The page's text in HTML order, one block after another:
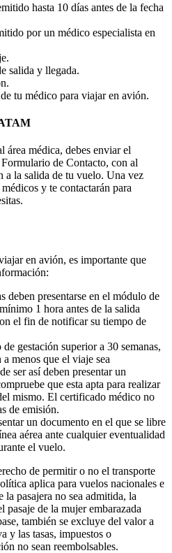
hasta 10 días antes de la fecha
por un médico especialista en
salida y llegada.
tu médico para viajar en avión.
área médica, debes enviar el
de Contacto, con al
a la salida de tu vuelo. Una vez
y te contactarán para
en avión, es importante que
deben presentarse en el módulo de
1 hora antes de la salida
el fin de notificar su tiempo de
gestación superior a 30 semanas,
menos que el viaje sea
ser así deben presentar un
que esta apta para realizar
mismo. El certificado médico no
de emisión.
un documento en el que se libre
aérea ante cualquier eventualidad
el vuelo.
de permitir o no el transporte
aplica para vuelos nacionales e
la pasajera no sea admitida, la
pasaje de la mujer embarazada
también se excluye del valor a
y las tasas, impuestos o
no sean reembolsables.